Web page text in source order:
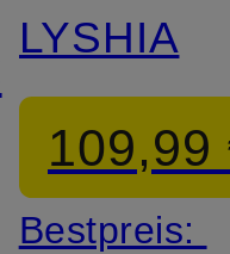
LYSHIA
109,99
Bestpreis: